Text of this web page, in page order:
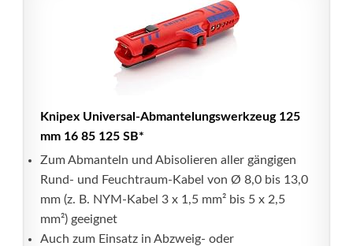
Knipex Universal-Abmantelungswerkzeug 125
mm 16 85 125 SB*
Zum Abmanteln und Abisolieren aller gängigen
Rund- und Feuchtraum-Kabel von Ø 8,0 bis 13,0
mm (z. B. NYM-Kabel 3 x 1,5 mm² bis 5 x 2,5
mm²) geeignet
Auch zum Einsatz in Abzweig- oder